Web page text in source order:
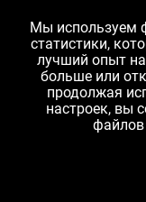
5 Человек
Мы используем
статистики,
лучший опыт
больше или
продолжая
настроек, вы
файлов